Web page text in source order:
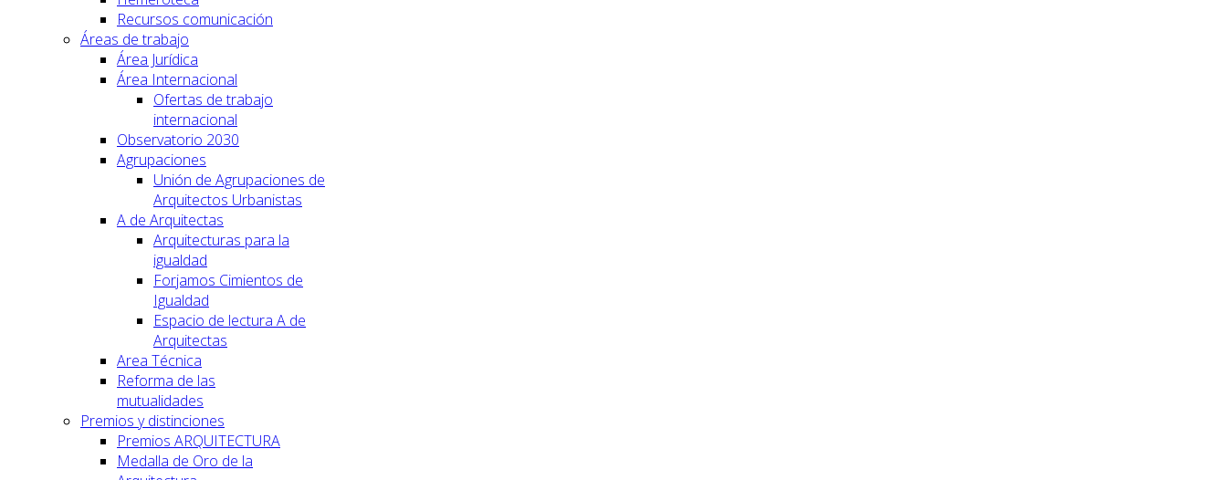
Recursos comunicación
Áreas de trabajo
Área Jurídica
Área Internacional
Ofertas de trabajo
internacional
Observatorio 2030
Agrupaciones
Unión de Agrupaciones de
Arquitectos Urbanistas
A de Arquitectas
Arquitecturas para la
igualdad
Forjamos Cimientos de
Igualdad
Espacio de lectura A de
Arquitectas
Area Técnica
Reforma de las
mutualidades
Premios y distinciones
Premios ARQUITECTURA
Medalla de Oro de la